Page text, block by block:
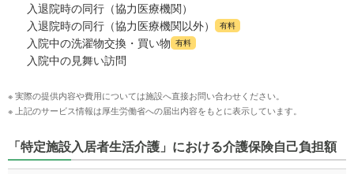
入退院時の同行（協力医療機関）
入退院時の同行（協力医療機関以外）
有料
入院中の洗濯物交換・買い物 有料
入院中の見舞い訪問
※ 実際の提供内容や費用については施設へ直接お問い合わせください。
※ 上記のサービス情報は厚生労働省への届出内容をもとに表示しています。
「特定施設入居者生活介護」における介護保険自己負担額